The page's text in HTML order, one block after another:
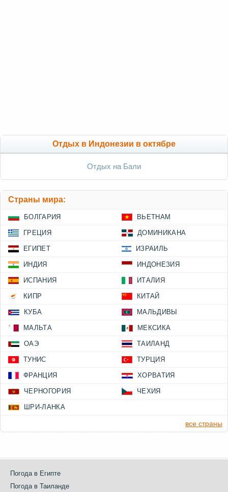
Отдых в Индонезии в октябре
Отдых на Бали
Страны мира:
БОЛГАРИЯ ВЬЕТНАМ
ГРЕЦИЯ ДОМИНИКАНА
ЕГИПЕТ ИЗРАИЛЬ
ИНДИЯ ИНДОНЕЗИЯ
ИСПАНИЯ ИТАЛИЯ
КИПР КИТАЙ
КУБА МАЛЬДИВЫ
МАЛЬТА МЕКСИКА
ОАЭ ТАИЛАНД
ТУНИС ТУРЦИЯ
ФРАНЦИЯ ХОРВАТИЯ
ЧЕРНОГОРИЯ ЧЕХИЯ
ШРИ-ЛАНКА
все страны
Погода в Египте
Погода в Таиланде